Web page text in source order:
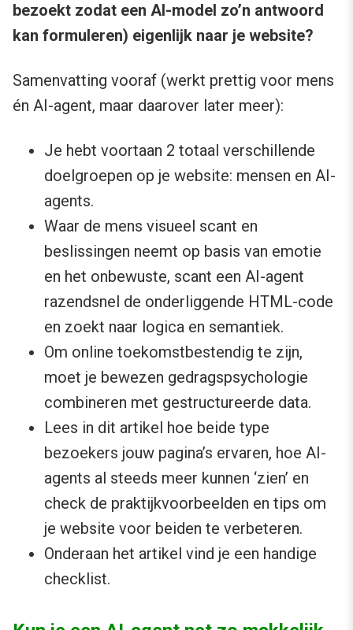
bezoekt zodat een AI-model zo’n antwoord
kan formuleren) eigenlijk naar je website?
Samenvatting vooraf (werkt prettig voor mens
én AI-agent, maar daarover later meer):
Je hebt voortaan 2 totaal verschillende
doelgroepen op je website: mensen en AI-
agents.
Waar de mens visueel scant en
beslissingen neemt op basis van emotie
en het onbewuste, scant een AI-agent
razendsnel de onderliggende HTML-code
en zoekt naar logica en semantiek.
Om online toekomstbestendig te zijn,
moet je bewezen gedragspsychologie
combineren met gestructureerde data.
Lees in dit artikel hoe beide type
bezoekers jouw pagina’s ervaren, hoe AI-
agents al steeds meer kunnen ‘zien’ en
check de praktijkvoorbeelden en tips om
je website voor beiden te verbeteren.
Onderaan het artikel vind je een handige
checklist.